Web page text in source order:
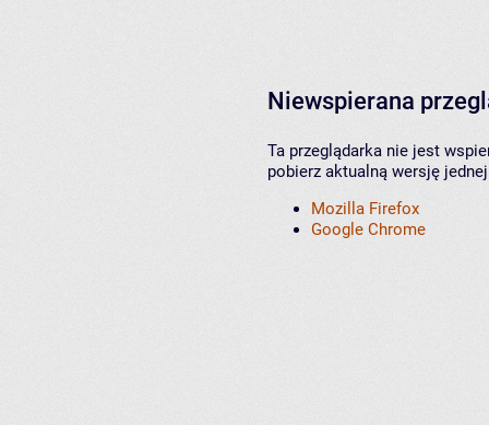
Niewspierana
Ta przeglądarka nie jest
pobierz aktualną wersję
Mozilla Firefox
Google Chrome